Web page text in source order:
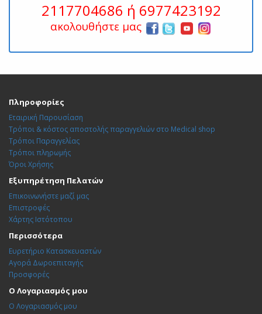
2117704686 ή 6977423192
ακολουθήστε μας
Πληροφορίες
Εταιρική Παρουσίαση
Τρόποι & κόστος αποστολής παραγγελιών στο Medical shop
Τρόποι Παραγγελίας
Τρόποι πληρωμής
Όροι Χρήσης
Εξυπηρέτηση Πελατών
Επικοινωνήστε μαζί μας
Επιστροφές
Χάρτης Ιστότοπου
Περισσότερα
Ευρετήριο Κατασκευαστών
Αγορά Δωροεπιταγής
Προσφορές
Ο Λογαριασμός μου
Ο Λογαριασμός μου